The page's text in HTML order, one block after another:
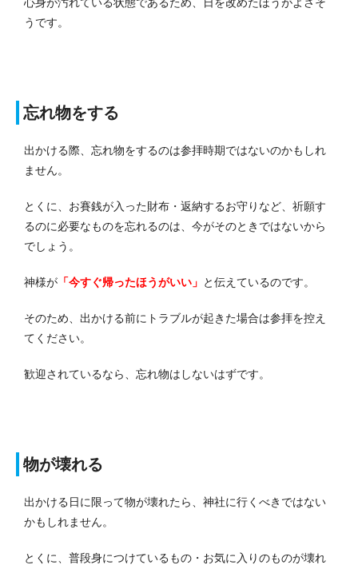
うです。
忘れ物をする
出かける際、忘れ物をするのは参拝時期ではないのかもしれ
ません。
とくに、お賽銭が入った財布・返納するお守りなど、祈願す
るのに必要なものを忘れるのは、今がそのときではないから
でしょう。
神様が 「今すぐ帰ったほうがいい」 と伝えているのです。
そのため、出かける前にトラブルが起きた場合は参拝を控え
てください。
歓迎されているなら、忘れ物はしないはずです。
物が壊れる
出かける日に限って物が壊れたら、神社に行くべきではない
かもしれません。
とくに、普段身につけているもの・お気に入りのものが壊れ